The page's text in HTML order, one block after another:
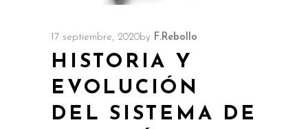
17 septiembre, 2020by F.Rebollo
HISTORIA Y
EVOLUCIÓN
DEL SISTEMA DE